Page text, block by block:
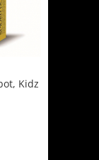
Kidz